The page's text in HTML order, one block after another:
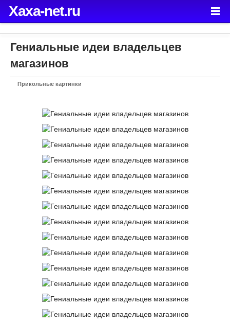
Xaxa-net.ru
Гениальные идеи владельцев
магазинов
Прикольные картинки